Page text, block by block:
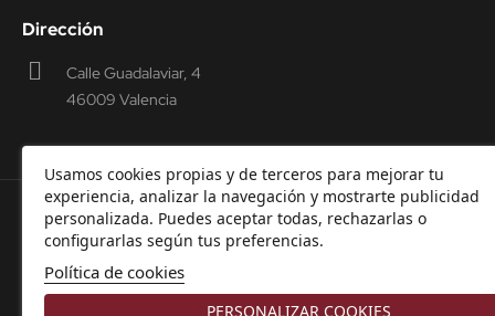
Usamos cookies propias y de terceros para mejorar tu
experiencia, analizar la navegación y mostrarte publicidad
personalizada. Puedes aceptar todas, rechazarlas o
configurarlas según tus preferencias.
Política de cookies
PERSONALIZAR COOKIES
Dirección
Calle Guadalaviar, 4
46009 Valencia
© 2000-2026 Laoficinaonline.SIDEOFFICE, S.L. CIF
B98914336 -
Aviso Legal -
Privacidad